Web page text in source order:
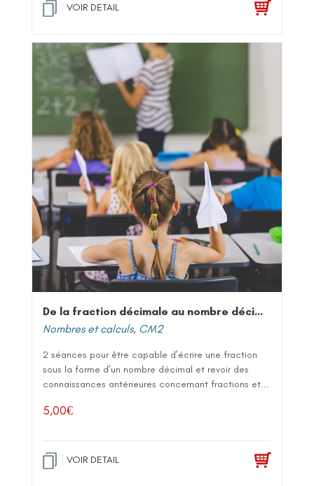
VOIR DETAIL
De la fraction décimale au nombre décimal
Nombres et calculs, CM2
2 séances pour être capable d’écrire une fraction
sous la forme d’un nombre décimal et revoir des
connaissances antérieures concernant fractions et...
5,00€
VOIR DETAIL